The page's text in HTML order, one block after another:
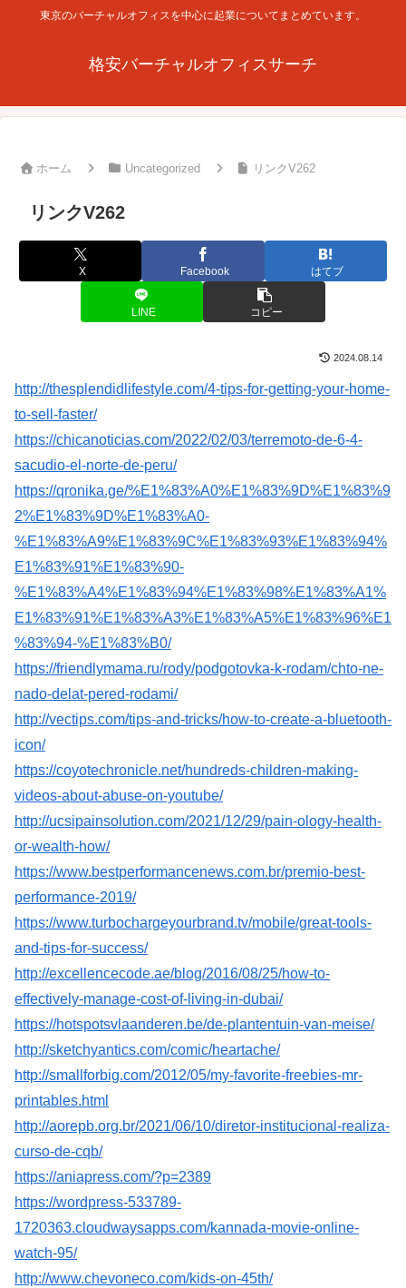
東京のバーチャルオフィスを中心に起業についてまとめています。
格安バーチャルオフィスサーチ
ホーム Uncategorized リンクV262
リンクV262
X Facebook はてブ
LINE コピー
2024.08.14
http://thesplendidlifestyle.com/4-tips-for-getting-your-home-
to-sell-faster/
https://chicanoticias.com/2022/02/03/terremoto-de-6-4-
sacudio-el-norte-de-peru/
https://qronika.ge/%E1%83%A0%E1%83%9D%E1%83%9
2%E1%83%9D%E1%83%A0-
%E1%83%A9%E1%83%9C%E1%83%93%E1%83%94%
E1%83%91%E1%83%90-
%E1%83%A4%E1%83%94%E1%83%98%E1%83%A1%
E1%83%91%E1%83%A3%E1%83%A5%E1%83%96%E1
%83%94-%E1%83%B0/
https://friendlymama.ru/rody/podgotovka-k-rodam/chto-ne-
nado-delat-pered-rodami/
http://vectips.com/tips-and-tricks/how-to-create-a-bluetooth-
icon/
https://coyotechronicle.net/hundreds-children-making-
videos-about-abuse-on-youtube/
http://ucsipainsolution.com/2021/12/29/pain-ology-health-
or-wealth-how/
https://www.bestperformancenews.com.br/premio-best-
performance-2019/
https://www.turbochargeyourbrand.tv/mobile/great-tools-
and-tips-for-success/
http://excellencecode.ae/blog/2016/08/25/how-to-
effectively-manage-cost-of-living-in-dubai/
https://hotspotsvlaanderen.be/de-plantentuin-van-meise/
http://sketchyantics.com/comic/heartache/
http://smallforbig.com/2012/05/my-favorite-freebies-mr-
printables.html
http://aorepb.org.br/2021/06/10/diretor-institucional-realiza-
curso-de-cqb/
https://aniapress.com/?p=2389
https://wordpress-533789-
1720363.cloudwaysapps.com/kannada-movie-online-
watch-95/
http://www.chevoneco.com/kids-on-45th/